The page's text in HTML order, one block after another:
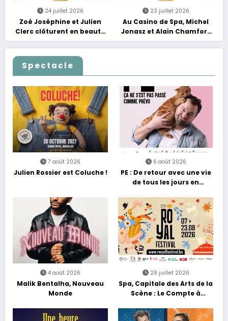
24 juillet 2026
Zoé Joséphine et Julien
Clerc clôturent en beauté
Les Nuits Francofolies au
Casino
23 juillet 2026
Au Casino de Spa, Michel
Jonasz et Alain Chamfort
célèbrent le temps qui
passe… sans jamais céder
Spectacle
7 août 2026
Julien Rossier est Coluche !
6 août 2026
PE : De retour avec une vie
de tous les jours en
4 août 2026
Malik Bentalha, Nouveau
Monde
28 juillet 2026
Spa, Capitale des Arts de la
Scène : Le Compte à